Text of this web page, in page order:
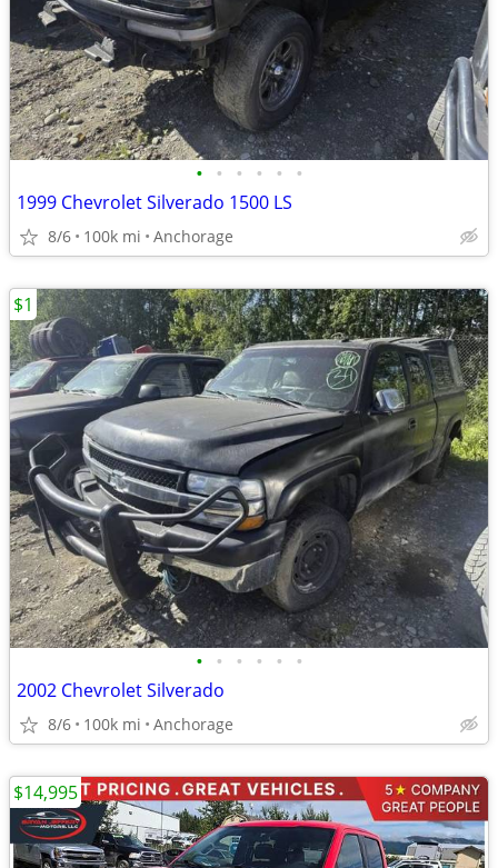
• • • • • •
1999 Chevrolet Silverado 1500 LS
8/6 100k mi Anchorage
• • • • • •
2002 Chevrolet Silverado
8/6 100k mi Anchorage
$1
$14,995